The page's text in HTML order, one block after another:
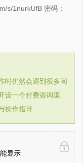
s/1nurkUfB 密码：
时仍然会遇到很多问
设一个付费咨询渠
操作指导
显示